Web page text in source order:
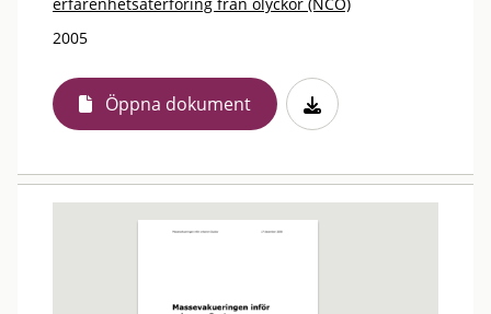
2005
Öppna dokument